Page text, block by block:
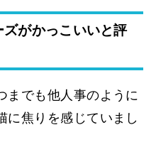
がかっこいいと評
までも他人事のように
に焦りを感じていまし